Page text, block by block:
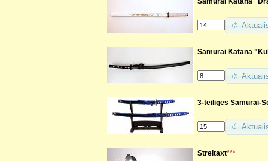
Samurai Katana
3-teiliges Samurai-
Streitaxt***